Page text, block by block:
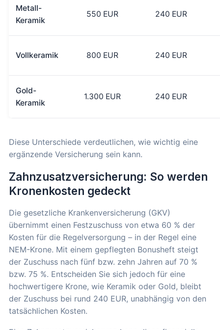
Metall-
Keramik
550 EUR 240 EUR
Vollkeramik 800 EUR 240 EUR
Gold-
Keramik
1.300 EUR 240 EUR
Diese Unterschiede verdeutlichen, wie wichtig eine
ergänzende Versicherung sein kann.
Zahnzusatzversicherung: So werden
Kronenkosten gedeckt
Die gesetzliche Krankenversicherung (GKV)
übernimmt einen Festzuschuss von etwa 60 % der
Kosten für die Regelversorgung – in der Regel eine
NEM-Krone. Mit einem gepflegten Bonusheft steigt
der Zuschuss nach fünf bzw. zehn Jahren auf 70 %
bzw. 75 %. Entscheiden Sie sich jedoch für eine
hochwertigere Krone, wie Keramik oder Gold, bleibt
der Zuschuss bei rund 240 EUR, unabhängig von den
tatsächlichen Kosten.